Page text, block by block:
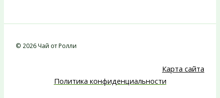
© 2026 Чай от Ролли
Карта сайта
Политика конфиденциальности